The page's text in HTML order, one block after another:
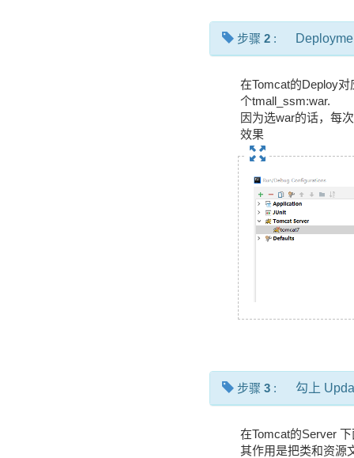
步骤 2 :
在Tomcat的Deploy
个tmall_ssm:war.
因为选war的话，每
效果
步骤 3 : 勾上
在Tomcat的Server
其作用是把类和资源